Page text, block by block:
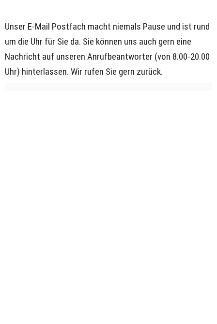
Unser E-Mail Postfach macht niemals Pause und ist rund
um die Uhr für Sie da. Sie können uns auch gern eine
Nachricht auf unseren Anrufbeantworter (von 8.00-20.00
Uhr) hinterlassen. Wir rufen Sie gern zurück.